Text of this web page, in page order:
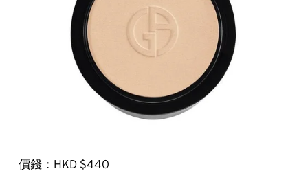
價錢：HKD $440